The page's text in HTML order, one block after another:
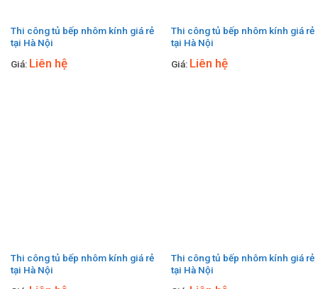
Thi công tủ bếp nhôm kính giá rẻ
tại Hà Nội
Giá: Liên hệ
Thi công tủ bếp nhôm kính giá rẻ
tại Hà Nội
Giá: Liên hệ
Thi công tủ bếp nhôm kính giá rẻ
tại Hà Nội
Thi công tủ bếp nhôm kính giá rẻ
tại Hà Nội